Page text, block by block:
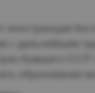
с дальнейшим
бывшего